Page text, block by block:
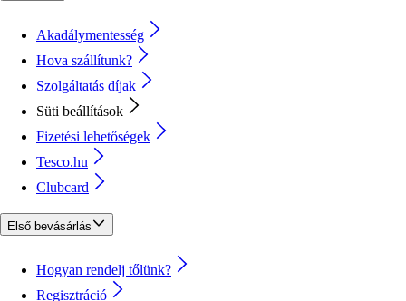
Akadálymentesség
Hova szállítunk?
Szolgáltatás díjak
Süti beállítások
Fizetési lehetőségek
Tesco.hu
Clubcard
Első bevásárlás
Hogyan rendelj tőlünk?
Regisztráció